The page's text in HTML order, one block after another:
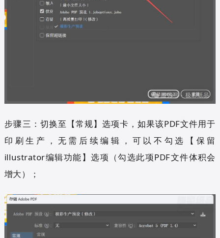
步骤三：切换至【常规】选项卡，如果该PDF文件用于
印刷生产，无需后续编辑，可以不勾选【保留
illustrator编辑功能】选项（勾选此项PDF文件体积会
增大）；